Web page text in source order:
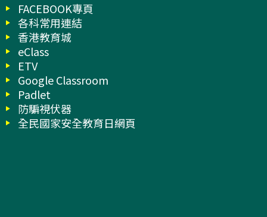
FACEBOOK專頁
各科常用連結
香港教育城
eClass
ETV
Google Classroom
Padlet
防騙視伏器
全民國家安全教育日網頁